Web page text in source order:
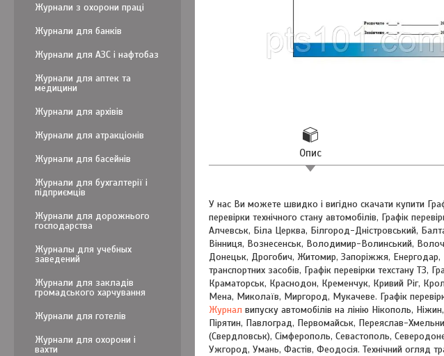
Опис
У нас Ви можете швидко і вигідно скачати купити
перевірки технічного стану автомобілів, Графік
Алчевськ, Біла Церква, Білгород-Дністровський,
Вінниця, Вознесенськ, Володимир-Волинський,
Донецьк, Дрогобич, Житомир, Запоріжжя, Енергодар,
транспортних засобів, Графік перевірки техстану
Краматорськ, Краснодон, Кременчук, Кривий Ріг,
Мена, Миколаїв, Миргород, Мукачеве. Графік
Журнал випуску автомобілів на лінію Нікополь,
Пірятин, Павлоград, Первомайськ, Переяслав-
(Свердловськ), Сімферополь, Севастополь,
Ужгород, Умань, Фастів, Феодосія. Технічний огляд
Журнали з охорони праці
Журнали для банків
Журнали для АЗС і нафтобаз
Журнали для аптек та
медицини
Журнали для архівів
Журнали для атракціонів
Журнали для басейнів
Журнали для бухгалтерії і
підприємців
Журнали для дорожнього
господарства
Журналы для учебных
заведений
Журнали для закладів
громадського харчування
Журнали для готелів
Журнали для охорони і
вахти